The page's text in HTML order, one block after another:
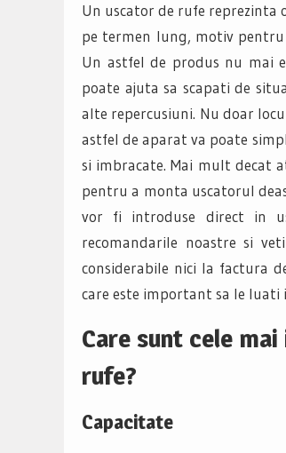
Un uscator de rufe reprezinta
pe termen lung, motiv pentru
Un astfel de produs nu mai
poate ajuta sa scapati de
alte repercusiuni. Nu doar
astfel de aparat va poate
si imbracate. Mai mult decat
pentru a monta uscatorul
vor fi introduse direct in
recomandarile noastre si
considerabile nici la factura
care este important sa le luati
Care sunt cele
rufe?
Capacitate